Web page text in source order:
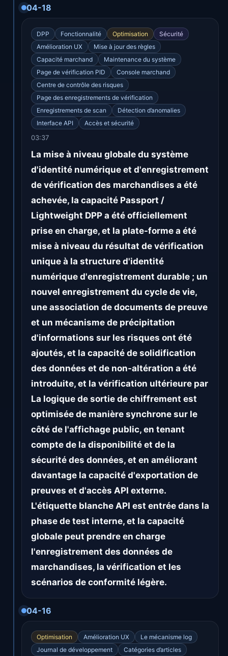
04-18
DPP Fonctionnalité Optimisation
Sécurité
Amélioration UX
Mise à jour des règles
Capacité marchand
Maintenance du système
Page de vérification PID
Console marchand
Centre de contrôle des risques
Page des enregistrements de vérification
Enregistrements de scan
Détection d’anomalies
Interface API
Accès et sécurité
03:37
La mise à niveau globale du système
d'identité numérique et d'enregistrement
de vérification des marchandises a été
achevée, la capacité Passport /
Lightweight DPP a été officiellement
prise en charge, et la plate-forme a été
mise à niveau du résultat de vérification
unique à la structure d'identité
numérique d'enregistrement durable ; un
nouvel enregistrement du cycle de vie,
une association de documents de preuve
et un mécanisme de précipitation
d'informations sur les risques ont été
ajoutés, et la capacité de solidification
des données et de non-altération a été
introduite, et la vérification ultérieure par
La logique de sortie de chiffrement est
optimisée de manière synchrone sur le
côté de l'affichage public, en tenant
compte de la disponibilité et de la
sécurité des données, et en améliorant
davantage la capacité d'exportation de
preuves et d'accès API externe.
L'étiquette blanche API est entrée dans la
phase de test interne, et la capacité
globale peut prendre en charge
l'enregistrement des données de
marchandises, la vérification et les
scénarios de conformité légère.
04-16
Optimisation Amélioration UX
Le mécanisme log
Journal de développement
Catégories d’articles